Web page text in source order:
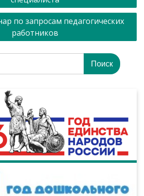
по запросам педагогических
работников